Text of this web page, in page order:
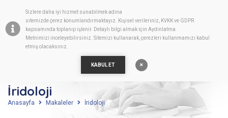
Sizlere daha iyi hizmet sunabilmek adına
sitemizdeçerez konumlandırmaktayız. Kişisel verileriniz, KVKK ve GDPR
kapsamında toplanıp işlenir. Detaylı bilgi almak için Aydınlatma
Metnimizi inceleyebilirsiniz. Sitemizi kullanarak, çerezleri kullanmamızı kabul
etmiş olacaksınız.
KABUL ET
İridoloji
Anasayfa Makaleler İridoloji